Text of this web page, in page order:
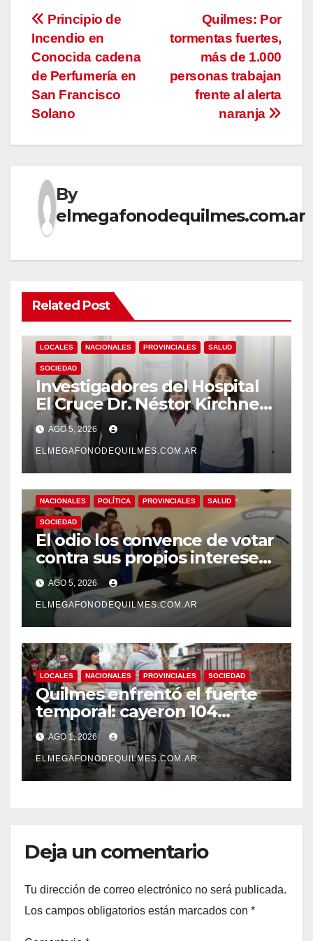
Navegación
de
entradas
Quilmes: Por
tormentas fuertes,
más de 1.000
personas trabajan
frente al alerta
naranja
Principio de
Incendio en
Conocida cadena
de Perfumería en
San Francisco
Solano
By
elmegafonodequilmes.com.ar
Related Post
LOCALES NACIONALES PROVINCIALES SALUD
SOCIEDAD
Investigadores del Hospital
El Cruce Dr. Néstor Kirchner
desarrollan un estudio
pionero sobre el
envejecimiento cerebral y las
demencias
AGO 5, 2026
ELMEGAFONODEQUILMES.COM.AR
NACIONALES POLÍTICA PROVINCIALES SALUD
SOCIEDAD
El odio los convence de votar
contra sus propios intereses.
Una Sociedad atrapada en la
grieta
AGO 5, 2026
ELMEGAFONODEQUILMES.COM.AR
LOCALES NACIONALES PROVINCIALES SOCIEDAD
Quilmes enfrentó el fuerte
temporal: cayeron 104
milímetros de lluvia en 24
horas.
AGO 1, 2026
ELMEGAFONODEQUILMES.COM.AR
Deja un comentario
Tu dirección de correo electrónico no será publicada.
Los campos obligatorios están marcados con *